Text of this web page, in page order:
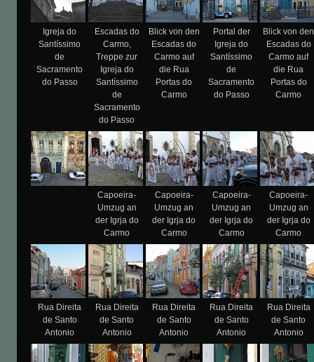
Igreja do
Santíssimo
de
Sacramento
do Passo
Escadas do
Carmo,
Treppe zur
Igreja do
Santíssimo
de
Sacramento
do Passo
Blick von den
Escadas do
Carmo auf
die Rua
Portas do
Carmo
Portal der
Igreja do
Santíssimo
de
Sacramento
do Passo
Blick von den
Escadas do
Carmo auf
die Rua
Portas do
Carmo
Capoeira-
Umzug an
der Igrja do
Carmo
Capoeira-
Umzug an
der Igrja do
Carmo
Capoeira-
Umzug an
der Igrja do
Carmo
Capoeira-
Umzug an
der Igrja do
Carmo
Rua Direita
de Santo
Antonio
Rua Direita
de Santo
Antonio
Rua Direita
de Santo
Antonio
Rua Direita
de Santo
Antonio
Rua Direita
de Santo
Antonio